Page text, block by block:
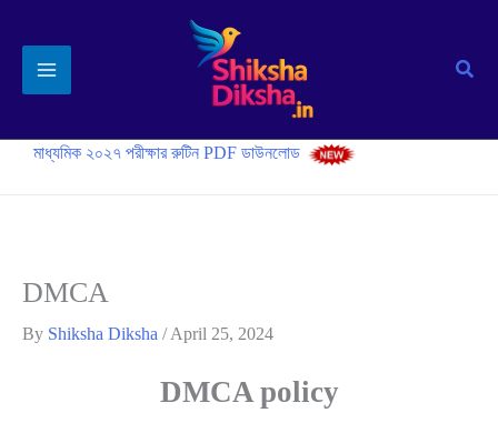
content
মাধ্যমিক ২০২৭ পরীক্ষার রুটিন PDF ডাউনলোড
DMCA
By Shiksha Diksha /April 25, 2024
DMCA policy